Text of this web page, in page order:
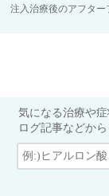
注入治療後のアフター
気になる治療や
ログ記事などから